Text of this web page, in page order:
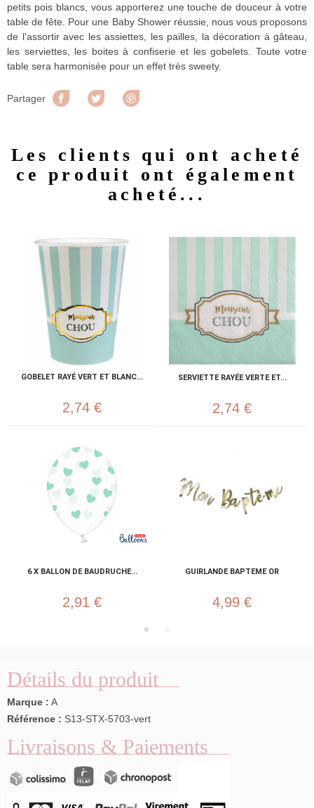
petits pois blancs, vous apporterez une touche de douceur à votre
table de fête. Pour une Baby Shower réussie, nous vous proposons
de l'assortir avec les assiettes, les pailles, la décoration à gâteau,
les serviettes, les boites à confiserie et les gobelets. Toute votre
table sera harmonisée pour un effet très sweety.
Partager Partager Tweet
Les clients qui ont acheté
ce produit ont également
acheté...
GOBELET RAYÉ VERT ET BLANC...
2,74 €
SERVIETTE RAYÉE VERTE ET...
2,74 €
6 X BALLON DE BAUDRUCHE...
2,91 €
GUIRLANDE BAPTEME OR
4,99 €
Détails du produit
Marque : A
Référence : S13-STX-5703-vert
Livraisons & Paiements